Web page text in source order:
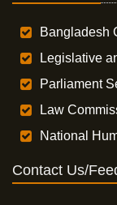
Bangladesh
Legislative
Parliament
Law
National
Contact Us/